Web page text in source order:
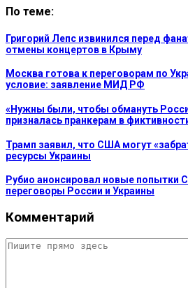
По теме:
Григорий Лепс извинился перед
отмены концертов в Крыму
Москва готова к переговорам по
условие: заявление МИД РФ
«Нужны были, чтобы обмануть
призналась пранкерам в
Трамп заявил, что США могут
ресурсы Украины
Рубио анонсировал новые попытки
переговоры России и Украины
Комментарий